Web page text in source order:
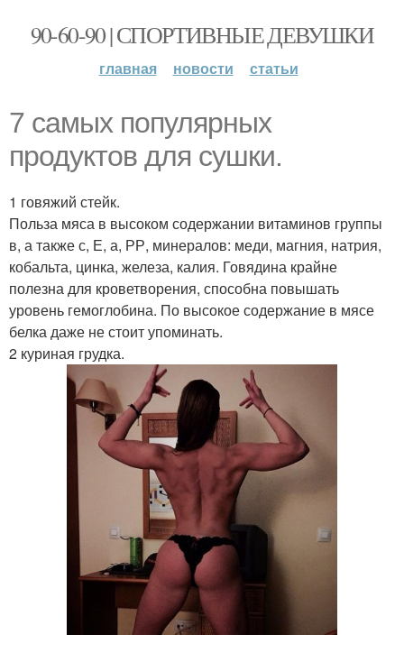
90-60-90 | СПОРТИВНЫЕ ДЕВУШКИ
главная новости статьи
7 самых популярных
продуктов для сушки.
1 говяжий стейк.
Польза мяса в высоком содержании витаминов группы
в, а также с, Е, а, РР, минералов: меди, магния, натрия,
кобальта, цинка, железа, калия. Говядина крайне
полезна для кроветворения, способна повышать
уровень гемоглобина. По высокое содержание в мясе
белка даже не стоит упоминать.
2 куриная грудка.